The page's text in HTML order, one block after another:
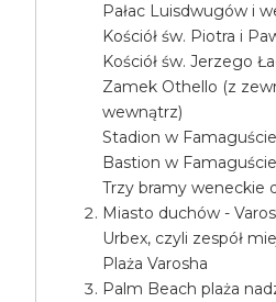
Pałac Luisdwugów i
Kościół św. Piotra i
Kościół św. Jerzego
Zamek Othello (z
wewnątrz)
Stadion w Famaguście
Bastion w Famaguście
Trzy bramy weneckie
Miasto duchów -
Urbex, czyli zespół
Plaża Varosha
Palm Beach plaża